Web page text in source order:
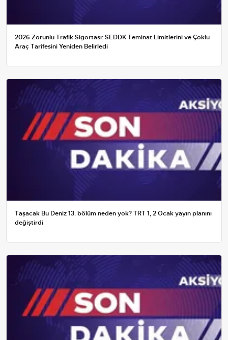
2026 Zorunlu Trafik Sigortası: SEDDK Teminat Limitlerini ve Çoklu
Araç Tarifesini Yeniden Belirledi
Taşacak Bu Deniz 13. bölüm neden yok? TRT 1, 2 Ocak yayın planını
değiştirdi